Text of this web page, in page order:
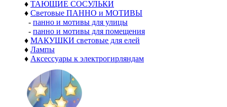
♦ ТАЮЩИЕ СОСУЛЬКИ
♦ Световые ПАННО и МОТИВЫ
- панно и мотивы для улицы
- панно и мотивы для помещения
♦ МАКУШКИ световые для елей
♦ Лампы
♦ Аксессуары к электрогирляндам